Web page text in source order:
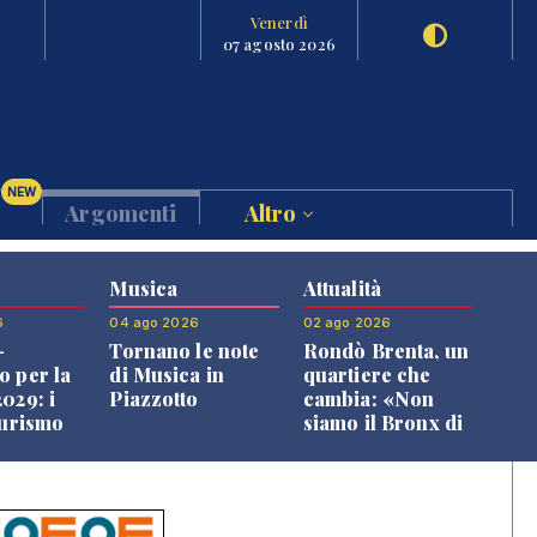
Venerdì
07 agosto 2026
NEW
Argomenti Altro
per la
i
Musica
04 ago 2026
Tornano le note
di Musica in
Piazzotto
Attualità
02 ago 2026
Rondò Brenta, un
quartiere che
cambia: «Non
siamo il Bronx di